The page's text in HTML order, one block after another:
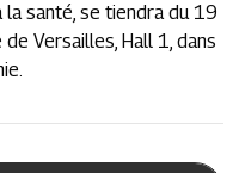
santé, se tiendra du 19
Versailles, Hall 1, dans